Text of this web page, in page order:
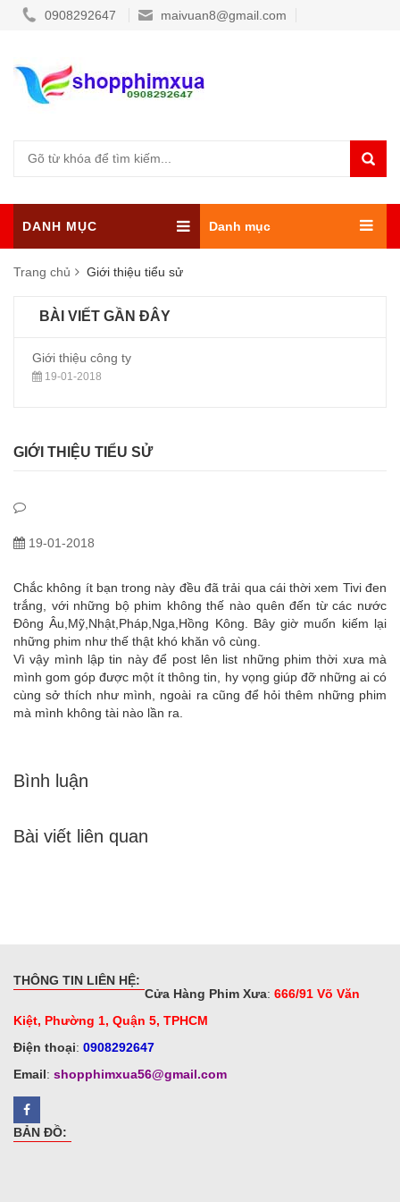
0908292647 maivuan8@gmail.com
DANH MỤC Danh mục
Trang chủ Giới thiệu tiểu sử
BÀI VIẾT GẦN ĐÂY
Giới thiệu công ty
19-01-2018
GIỚI THIỆU TIỂU SỬ
19-01-2018
Chắc không ít bạn trong này đều đã trải qua cái thời xem Tivi đen
trắng, với những bộ phim không thế nào quên đến từ các nước
Đông Âu,Mỹ,Nhật,Pháp,Nga,Hồng Kông. Bây giờ muốn kiếm lại
những phim như thế thật khó khăn vô cùng.
Vì vậy mình lập tin này để post lên list những phim thời xưa mà
mình gom góp được một ít thông tin, hy vọng giúp đỡ những ai có
cùng sở thích như mình, ngoài ra cũng để hỏi thêm những phim
mà mình không tài nào lần ra.
Bình luận
Bài viết liên quan
THÔNG TIN LIÊN HỆ:
Cửa Hàng Phim Xưa: 666/91 Võ Văn
Kiệt, Phường 1, Quận 5, TPHCM
Điện thoại: 0908292647
Email: shopphimxua56@gmail.com
BẢN ĐỒ: